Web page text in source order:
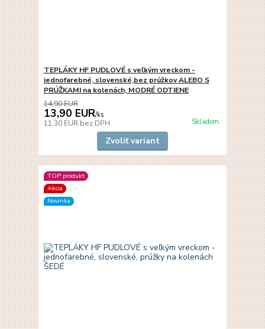
TEPLÁKY HF PUDLOVÉ s veľkým vreckom -
jednofarebné, slovenské,bez prúžkov ALEBO S
PRÚŽKAMI na kolenách, MODRÉ ODTIENE
14,90 EUR
13,90 EUR/ks
11,30 EUR bez DPH Skladom
Zvoliť variant
TOP produkt
Akcia
Novinka